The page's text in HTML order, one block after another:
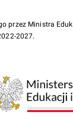
Ministra
2027.